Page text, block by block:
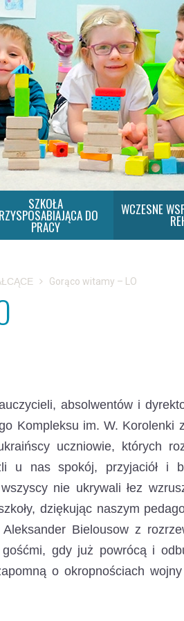
SZKOŁA
DO
PRACY
WCZESNE
Gorąco witamy – LO
absolwentów i
Kompleksu im. W. Korolenki
uczniowie, których
u nas spokój, przyjaciół i
nie ukrywali łez
dziękując naszym
Bielousow z
gdy już powrócą i
o okropnościach